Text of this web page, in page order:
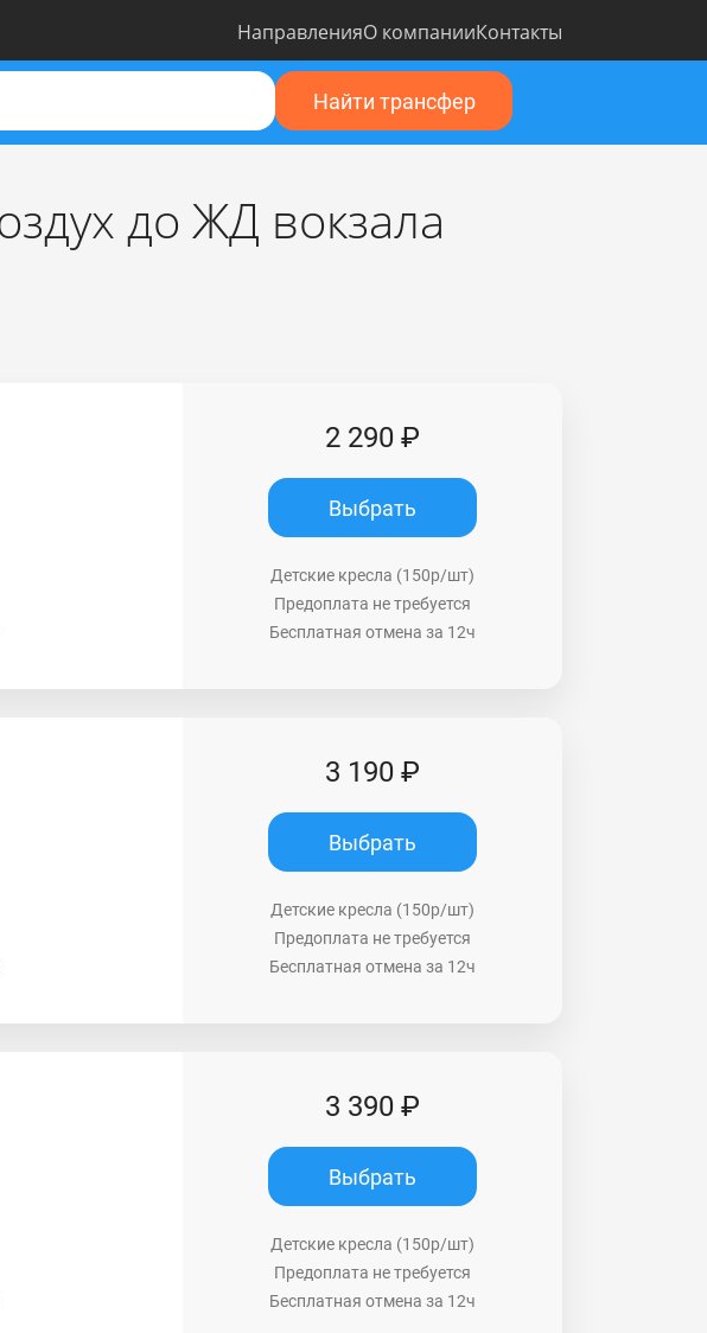
НаправленияО компанииКонтакты
Найти трансфер
до ЖД вокзала
2 290 ₽
Выбрать
Детские кресла (150р/шт)
Предоплата не требуется
Бесплатная отмена за 12ч
3 190 ₽
Выбрать
Детские кресла (150р/шт)
Предоплата не требуется
Бесплатная отмена за 12ч
3 390 ₽
Выбрать
Детские кресла (150р/шт)
Предоплата не требуется
Бесплатная отмена за 12ч